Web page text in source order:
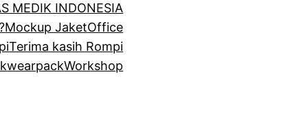
MEDIK INDONESIA
Mockup JaketOffice
Terima kasih Rompi
wearpackWorkshop